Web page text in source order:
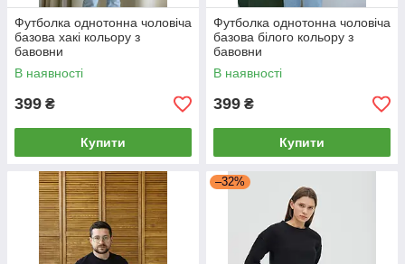
Футболка однотонна чоловіча
базова хакі кольору з
бавовни
В наявності
399 ₴
Купити
Футболка однотонна чоловіча
базова білого кольору з
бавовни
В наявності
399 ₴
Купити
–32%